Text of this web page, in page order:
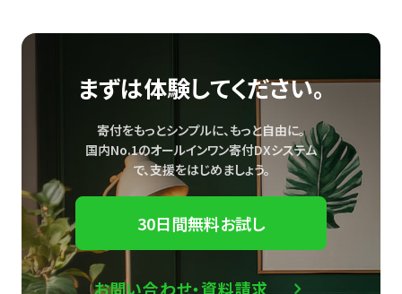
まずは体験してください。
寄付をもっとシンプルに、もっと自由に。
国内No.1のオールインワン寄付DXシステム
で、支援をはじめましょう。
30日間無料お試し
お問い合わせ・資料請求